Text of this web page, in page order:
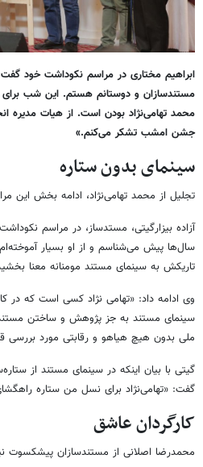
ابراهیم مختاری در مراسم نکوداشت خود
مستندسازان و دوستانم هستم. این شب برای
محمد تهامی‌نژاد بودن است. از هیات مدیره
جشن امشب تشکر می‌کنم.»
سینمای بدون ستاره
تجلیل از محمد تهامی‌نژاد، ادامه بخش این
آزاده بیزارگیتی، مستدساز، در مراسم
سال‌ها پیش می‌شناسم و از او بسیار
تاریکش به سینمای مستند مومنانه معنا
وی ادامه داد: «تهامی نژاد کسی است که در
سینمای مستند به جز پژوهش و ساختن مستند،
ملی بدون هیچ هیاهو و رقابتی مورد بررسی
گیتی با بیان اینکه در سینمای مستند از
گفت: «تهامی‌نژاد برای نسل من ستاره
کارگردان عاشق
محمدرضا اصلانی از مستندسازان پیشکسوت